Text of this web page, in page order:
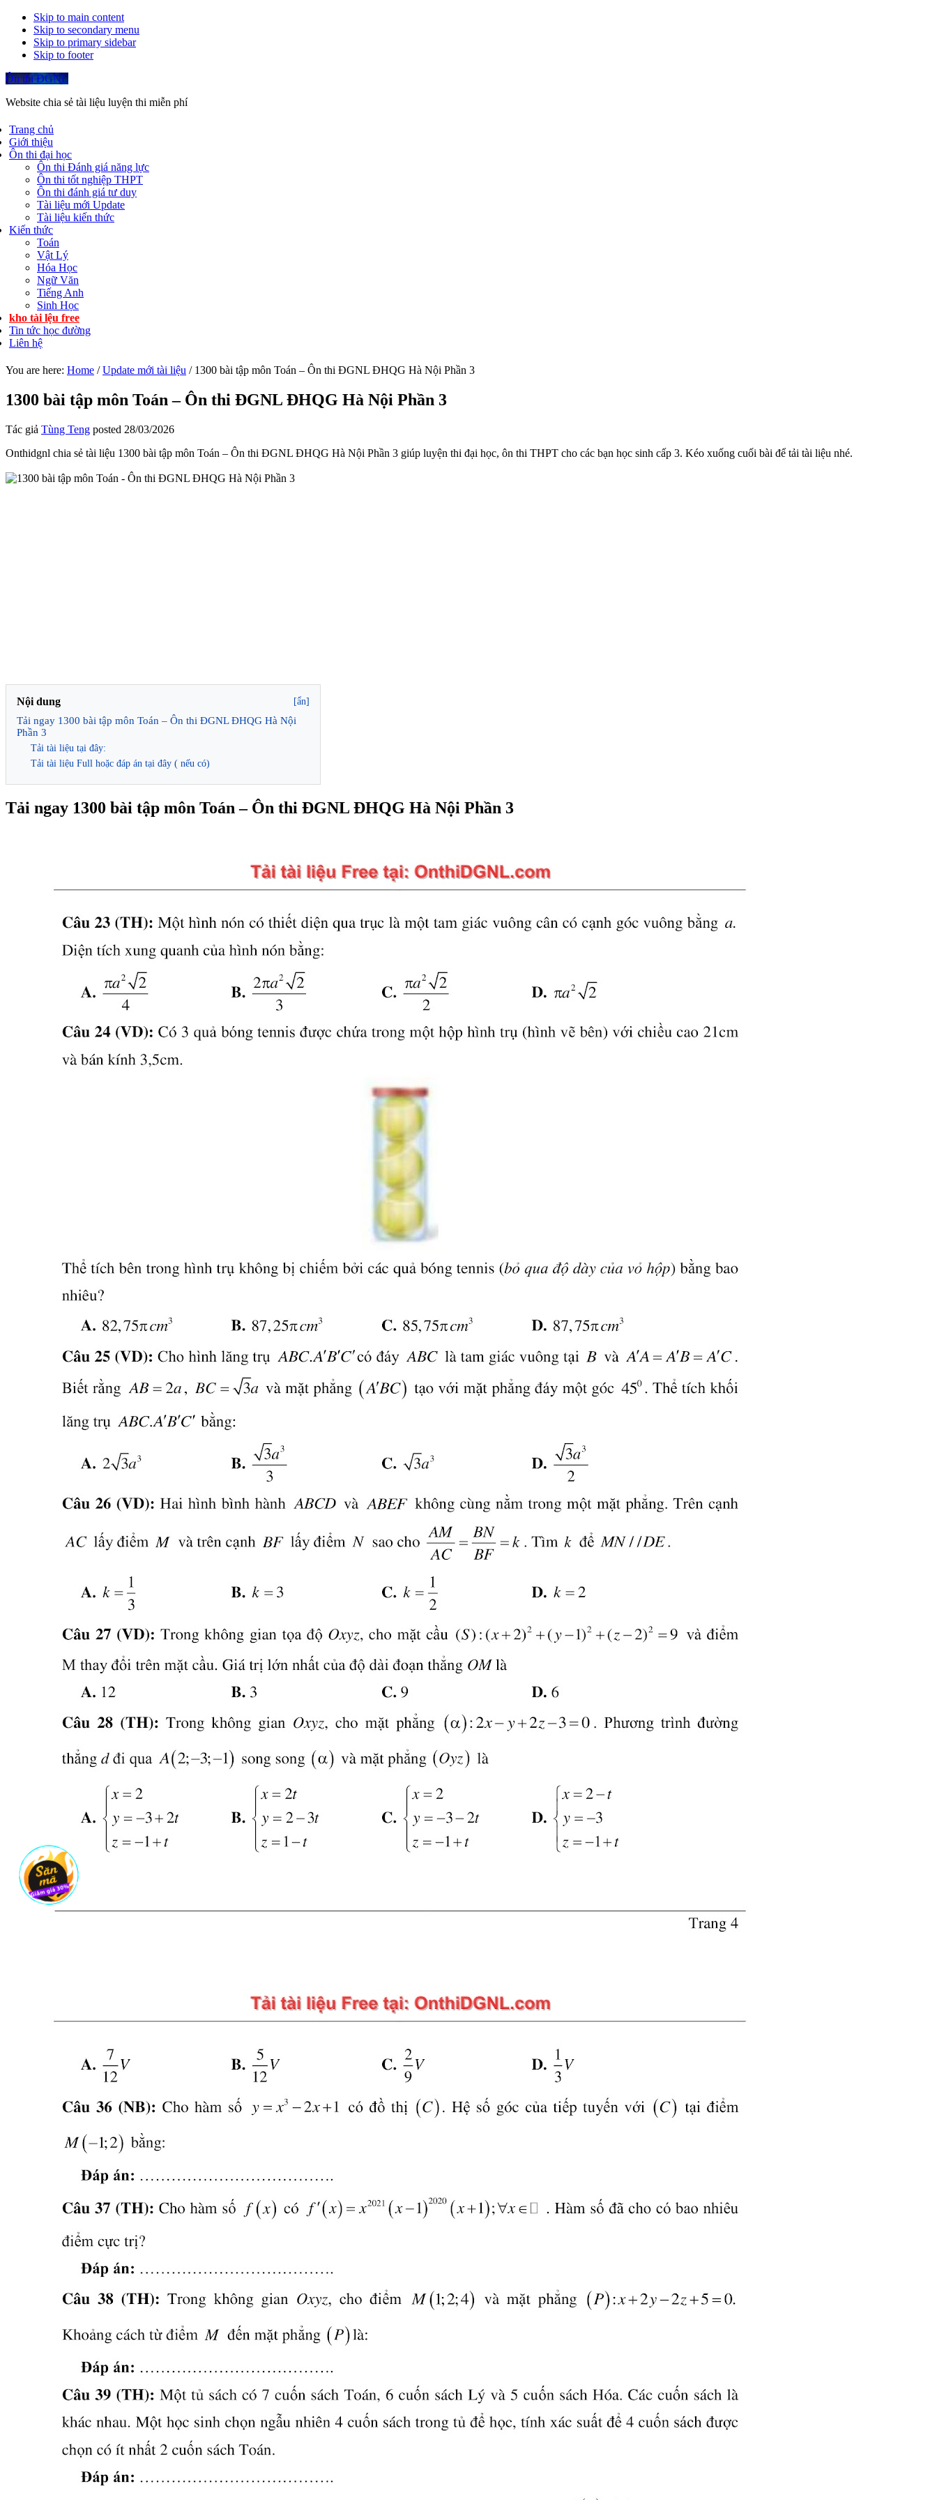
Skip to main content
Skip to secondary menu
Skip to primary sidebar
Skip to footer
Ôn thi ĐGNL
Website chia sẻ tài liệu luyện thi miễn phí
Trang chủ
Giới thiệu
Ôn thi đại học
Ôn thi Đánh giá năng lực
Ôn thi tốt nghiệp THPT
Ôn thi đánh giá tư duy
Tài liệu mới Update
Tài liệu kiến thức
Kiến thức
Toán
Vật Lý
Hóa Học
Ngữ Văn
Tiếng Anh
Sinh Học
kho tài lệu free
Tin tức học đường
Liên hệ
You are here: Home / Update mới tài liệu /1300 bài tập môn Toán – Ôn thi ĐGNL ĐHQG Hà Nội Phần 3
1300 bài tập môn Toán – Ôn thi ĐGNL ĐHQG Hà Nội Phần 3
Tác giả Tùng Teng posted 28/03/2026
Onthidgnl chia sẻ tài liệu 1300 bài tập môn Toán – Ôn thi ĐGNL ĐHQG Hà Nội Phần 3 giúp luyện thi đại học, ôn thi THPT cho các bạn học sinh cấp 3. Kéo xuống cuối bài để tải tài liệu nhé.
Nội dung [ẩn]
Tải ngay 1300 bài tập môn Toán – Ôn thi ĐGNL ĐHQG Hà Nội
Phần 3
Tải tài liệu tại đây:
Tải tài liệu Full hoặc đáp án tại đây ( nếu có)
Tải ngay 1300 bài tập môn Toán – Ôn thi ĐGNL ĐHQG Hà Nội Phần 3